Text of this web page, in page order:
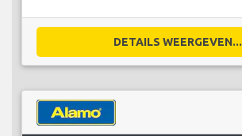
DETAILS WEERGEVEN...